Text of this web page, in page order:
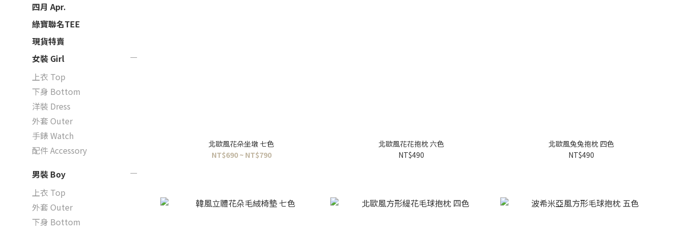
四月 Apr.
綠寶聯名TEE
現貨特賣
女裝 Girl
上衣 Top
下身 Bottom
洋裝 Dress
外套 Outer
手錶 Watch
配件 Accessory
男裝 Boy
上衣 Top
外套 Outer
下身 Bottom
北歐風花朵坐墩 七色
NT$690 ~ NT$790
北歐風花花抱枕 六色
NT$490
北歐風兔兔抱枕 四色
NT$490